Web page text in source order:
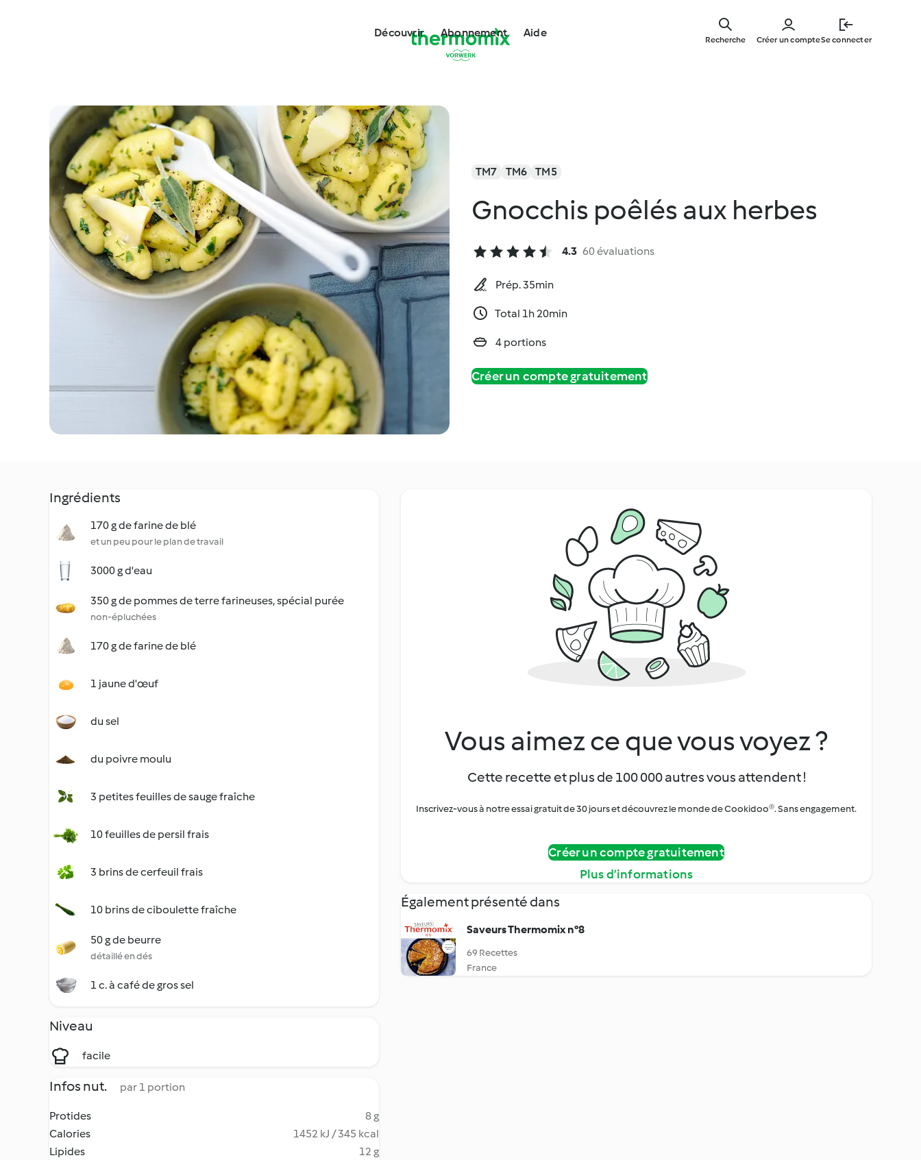
main
Découvrir Abonnement Aide
Créer un compteSe connecter
Recherche
TM7 TM6 TM5
Gnocchis poêlés aux herbes
4.3 60 évaluations
Prép. 35min
Total 1h 20min
4 portions
Créer un compte gratuitement
Ingrédients
170 g de farine de blé
et un peu pour le plan de travail
3000 g d'eau
350 g de pommes de terre farineuses, spécial purée
non-épluchées
170 g de farine de blé
1 jaune d'œuf
du sel
du poivre moulu
3 petites feuilles de sauge fraîche
10 feuilles de persil frais
3 brins de cerfeuil frais
10 brins de ciboulette fraîche
50 g de beurre
détaillé en dés
1 c. à café de gros sel
Niveau
facile
Infos nut. par 1 portion
Protides
8 g
Calories
1452 kJ / 345 kcal
Lipides
12 g
Vous aimez ce que vous voyez ?
Cette recette et plus de 100 000 autres vous attendent !
Inscrivez-vous à notre essai gratuit de 30 jours et découvrez le monde de Cookidoo®. Sans engagement.
Créer un compte gratuitement
Plus d’informations
Également présenté dans
Saveurs Thermomix n°8
69 Recettes
France